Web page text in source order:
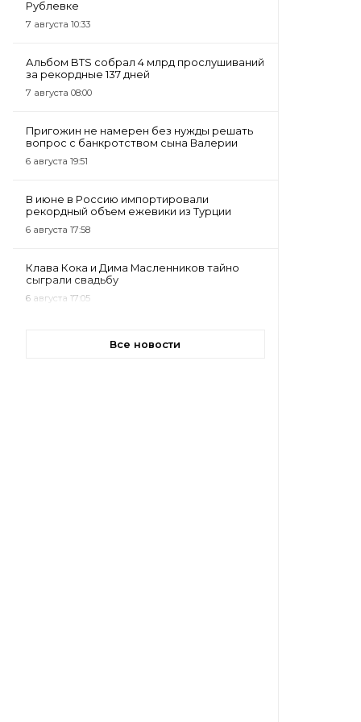
Рублевке
7 августа 10:33
Альбом BTS собрал 4 млрд прослушиваний
за рекордные 137 дней
7 августа 08:00
Пригожин не намерен без нужды решать
вопрос с банкротством сына Валерии
6 августа 19:51
В июне в Россию импортировали
рекордный объем ежевики из Турции
6 августа 17:58
Клава Кока и Дима Масленников тайно
сыграли свадьбу
6 августа 17:05
Все новости